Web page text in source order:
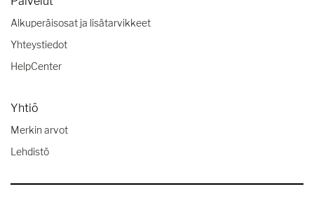
Alkuperäisosat ja lisätarvikkeet
Yhteystiedot
HelpCenter
Yhtiö
Merkin arvot
Lehdistö